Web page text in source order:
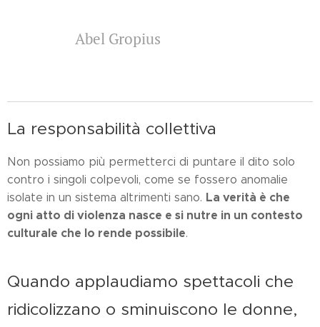
Abel Gropius
La responsabilità collettiva
Non possiamo più permetterci di puntare il dito solo
contro i singoli colpevoli, come se fossero anomalie
isolate in un sistema altrimenti sano. La verità è che
ogni atto di violenza nasce e si nutre in un contesto
culturale che lo rende possibile.
Quando applaudiamo spettacoli che
ridicolizzano o sminuiscono le donne,